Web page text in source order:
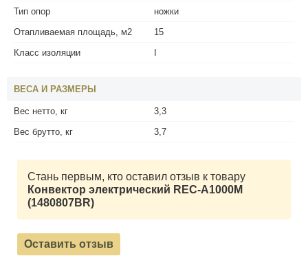
Тип опор
ножки
Отапливаемая площадь, м2
15
Класс изоляции
I
ВЕСА И РАЗМЕРЫ
Вес нетто, кг
3,3
Вес брутто, кг
3,7
Стань первым, кто оставил отзыв к товару
Конвектор электрический REC-A1000M
(1480807BR)
Оставить отзыв